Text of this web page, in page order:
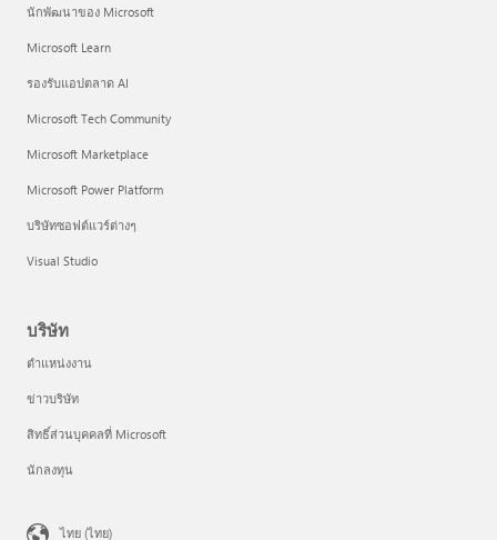
นักพัฒนาของ Microsoft
Microsoft Learn
รองรับแอปตลาด AI
Microsoft Tech Community
Microsoft Marketplace
Microsoft Power Platform
บริษัทซอฟต์แวร์ต่างๆ
Visual Studio
บริษัท
ตำแหน่งงาน
ข่าวบริษัท
สิทธิ์ส่วนบุคคลที่ Microsoft
นักลงทุน
ไทย (ไทย)